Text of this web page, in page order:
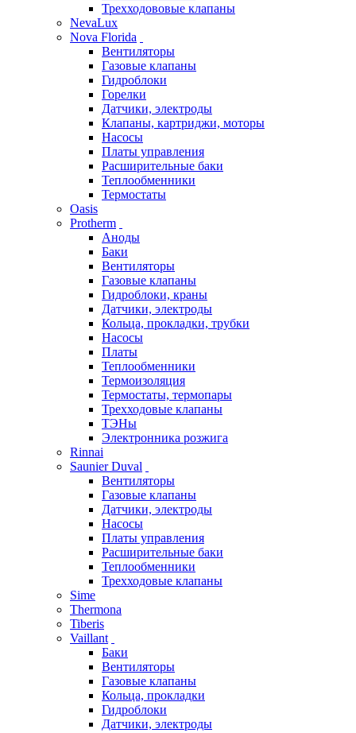
Трехходововые клапаны
NevaLux
Nova Florida
Вентиляторы
Газовые клапаны
Гидроблоки
Горелки
Датчики, электроды
Клапаны, картриджи, моторы
Насосы
Платы управления
Расширительные баки
Теплообменники
Термостаты
Oasis
Protherm
Аноды
Баки
Вентиляторы
Газовые клапаны
Гидроблоки, краны
Датчики, электроды
Кольца, прокладки, трубки
Насосы
Платы
Теплообменники
Термоизоляция
Термостаты, термопары
Трехходовые клапаны
ТЭНы
Электронника розжига
Rinnai
Saunier Duval
Вентиляторы
Газовые клапаны
Датчики, электроды
Насосы
Платы управления
Расширительные баки
Теплообменники
Трехходовые клапаны
Sime
Thermona
Tiberis
Vaillant
Баки
Вентиляторы
Газовые клапаны
Кольца, прокладки
Гидроблоки
Датчики, электроды